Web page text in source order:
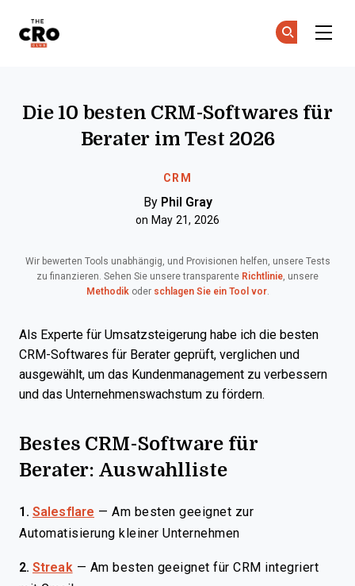
CRM
Die 10 besten CRM-Softwares für
Berater im Test 2026
By Phil Gray
on May 21, 2026
Wir bewerten Tools unabhängig, und Provisionen helfen, unsere Tests
zu finanzieren. Sehen Sie unsere transparente Richtlinie, unsere
Methodikoder schlagen Sie ein Tool vor.
Als Experte für Umsatzsteigerung habe ich die besten
CRM-Softwares für Berater geprüft, verglichen und
ausgewählt, um das Kundenmanagement zu verbessern
und das Unternehmenswachstum zu fördern.
Bestes CRM-Software für
Berater: Auswahlliste
1. Salesflare — Am besten geeignet zur
Automatisierung kleiner Unternehmen
2. Streak — Am besten geeignet für CRM integriert